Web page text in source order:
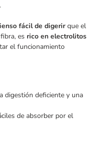
fácil de digerirque el
es rico en electrolitos
el funcionamiento
digestión deficiente y una
de absorber por el